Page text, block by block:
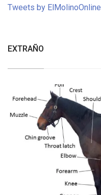
Tweets by ElMolinoOnline
EXTRAÑO